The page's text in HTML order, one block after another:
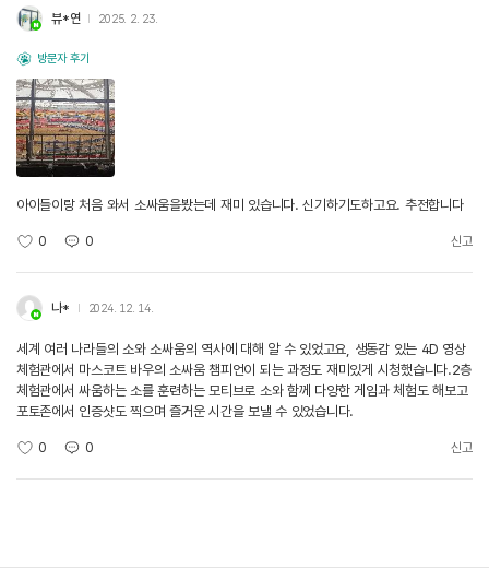
뷰*연 2025. 2. 23.
방문자 후기
아이들이랑 처음 와서 소싸움을봤는데 재미 있습니다. 신기하기도하고요. 추전합니다
0 0 신고
나* 2024. 12. 14.
세계 여러 나라들의 소와 소싸움의 역사에 대해 알 수 있었고요, 생동감 있는 4D 영상
체험관에서 마스코트 바우의 소싸움 챔피언이 되는 과정도 재미있게 시청했습니다.2층
체험관에서 싸움하는 소를 훈련하는 모티브로 소와 함께 다양한 게임과 체험도 해보고
포토존에서 인증샷도 찍으며 즐거운 시간을 보낼 수 있었습니다.
0 0 신고